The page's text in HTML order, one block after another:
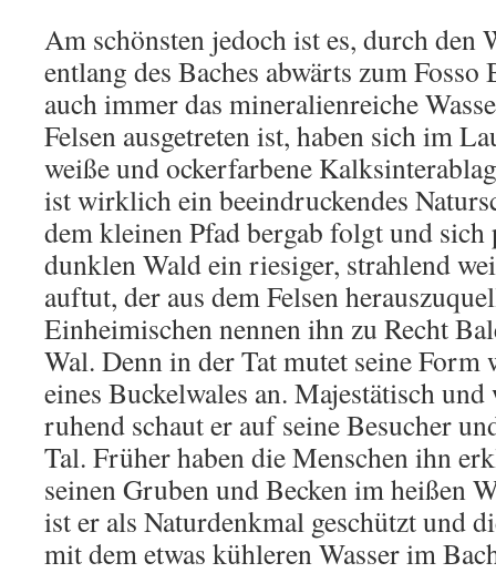
Am schönsten jedoch ist es, durch den
entlang des Baches abwärts zum
auch immer das mineralienreiche
Felsen ausgetreten ist, haben sich im
weiße und ockerfarbene
ist wirklich ein beeindruckendes
dem kleinen Pfad bergab folgt und
dunklen Wald ein riesiger, strahlend
auftut, der aus dem Felsen
Einheimischen nennen ihn zu Recht
Wal. Denn in der Tat mutet seine
eines Buckelwales an. Majestätisch
ruhend schaut er auf seine Besucher
Tal. Früher haben die Menschen ihn
seinen Gruben und Becken im heißen
ist er als Naturdenkmal geschützt und
mit dem etwas kühleren Wasser im